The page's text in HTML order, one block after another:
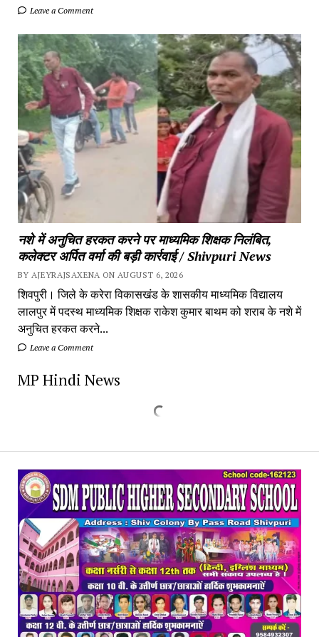
Leave a Comment
नशे में अनुचित हरकत करने पर माध्यमिक शिक्षक निलंबित,
कलेक्टर अर्पित वर्मा की बड़ी कार्रवाई / Shivpuri News
BY AJEYRAJSAXENA ON AUGUST 6, 2026
शिवपुरी। जिले के करेरा विकासखंड के शासकीय माध्यमिक विद्यालय
लालपुर में पदस्थ माध्यमिक शिक्षक राकेश कुमार बाथम को शराब के नशे में
अनुचित हरकत करने...
Leave a Comment
MP Hindi News